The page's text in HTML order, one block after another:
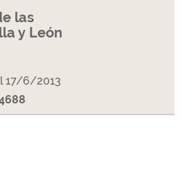
las
y León
17/6/2013